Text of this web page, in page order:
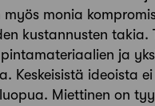
myös monia
kustannusten takia.
ja
Keskeisistä ideoista
Miettinen on